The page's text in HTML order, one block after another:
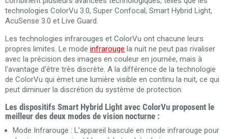
technologies ColorVu 3.0, Super Confocal, Smart Hybrid Light,
AcuSense 3.0 et Live Guard.
Les technologies infrarouges et ColorVu ont chacune leurs
propres limites. Le mode infrarouge la nuit ne peut pas rivaliser
avec la précision des images en couleur en journée, mais à
l'avantage d'être très discrète. A la différence de la technologie
de ColorVu qui émet une lumière visible en continu la nuit, ce qui
peut diminuer la discrétion du système de protection.
Les dispositifs Smart Hybrid Light avec ColorVu proposent le
meilleur des deux modes de vision nocturne :
Mode Infrarouge : L'appareil bascule en mode infrarouge pour